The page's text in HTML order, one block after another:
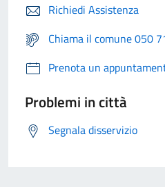
Richiedi Assistenza
Chiama il comune 050
Prenota un
Problemi in città
Segnala disservizio